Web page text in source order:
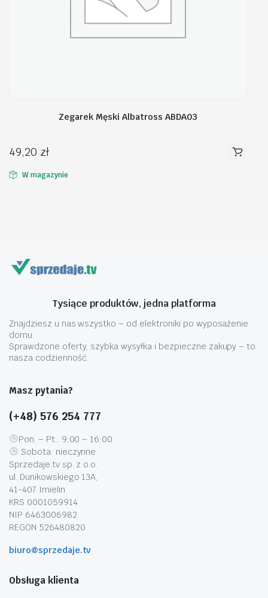
Zegarek Męski Albatross ABDA03
49,20 zł
W magazynie
Tysiące produktów, jedna platforma
Znajdziesz u nas wszystko – od elektroniki po wyposażenie
domu.
Sprawdzone oferty, szybka wysyłka i bezpieczne zakupy – to
nasza codzienność.
Masz pytania?
(+48) 576 254 777
Pon. – Pt.: 9:00 – 16:00
Sobota: nieczynne
Sprzedaje.tv sp. z o.o.
ul. Dunikowskiego 13A,
41-407 Imielin
KRS 0001059914
NIP 6463006982
REGON 526480820
biuro@sprzedaje.tv
Obsługa klienta